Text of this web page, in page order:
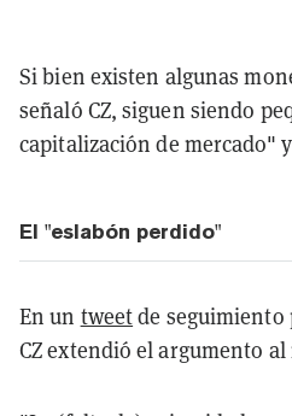
Si bien existen algunas
señaló CZ, siguen siendo
capitalización de mercado"
El "eslabón perdido"
En un tweetde
CZ extendió el argumento